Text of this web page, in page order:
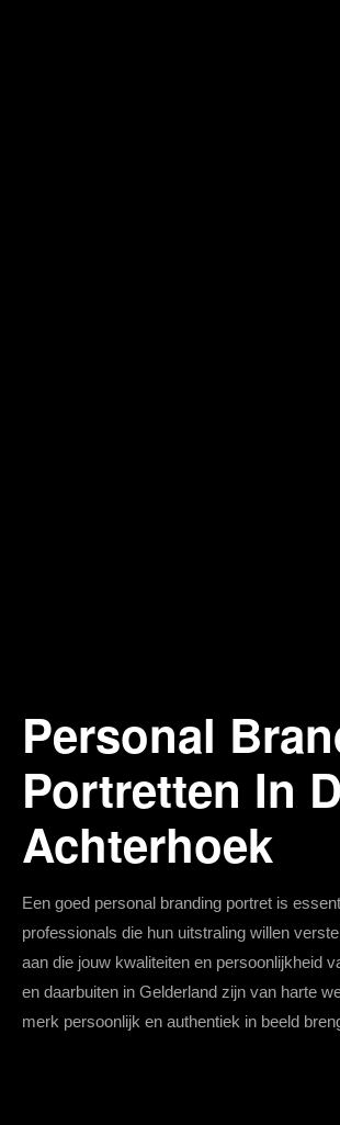
Personal
Portretten In
Achterhoek
Een goed personal branding portret is
professionals die hun uitstraling willen
aan die jouw kwaliteiten en persoonlijkheid
en daarbuiten in Gelderland zijn van harte
merk persoonlijk en authentiek in beeld